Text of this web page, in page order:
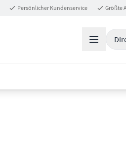
Persönlicher Kundenservice Größte